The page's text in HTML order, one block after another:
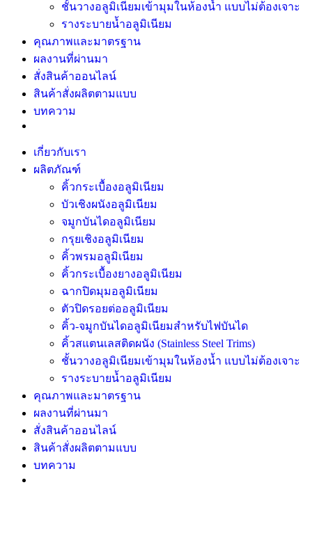
ชั้นวางอลูมิเนียมเข้ามุมในห้องน้ำ แบบไม่ต้องเจาะ
รางระบายน้ำอลูมิเนียม
คุณภาพและมาตรฐาน
ผลงานที่ผ่านมา
สั่งสินค้าออนไลน์
สินค้าสั่งผลิตตามแบบ
บทความ
เกี่ยวกับเรา
ผลิตภัณฑ์
คิ้วกระเบื้องอลูมิเนียม
บัวเชิงผนังอลูมิเนียม
จมูกบันไดอลูมิเนียม
กรุยเชิงอลูมิเนียม
คิ้วพรมอลูมิเนียม
คิ้วกระเบื้องยางอลูมิเนียม
ฉากปิดมุมอลูมิเนียม
ตัวปิดรอยต่ออลูมิเนียม
คิ้ว-จมูกบันไดอลูมิเนียมสำหรับไฟบันได
คิ้วสแตนเลสติดผนัง (Stainless Steel Trims)
ชั้นวางอลูมิเนียมเข้ามุมในห้องน้ำ แบบไม่ต้องเจาะ
รางระบายน้ำอลูมิเนียม
คุณภาพและมาตรฐาน
ผลงานที่ผ่านมา
สั่งสินค้าออนไลน์
สินค้าสั่งผลิตตามแบบ
บทความ